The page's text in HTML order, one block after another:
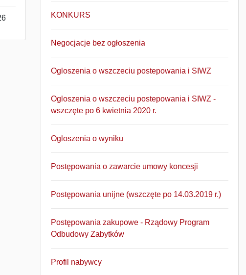
KONKURS
Negocjacje bez ogłoszenia
Ogloszenia o wszczeciu postepowania i SIWZ
Ogloszenia o wszczeciu postepowania i SIWZ -
wszczęte po 6 kwietnia 2020 r.
Ogloszenia o wyniku
Postępowania o zawarcie umowy koncesji
Postępowania unijne (wszczęte po 14.03.2019 r.)
Postępowania zakupowe - Rządowy Program
Odbudowy Zabytków
Profil nabywcy